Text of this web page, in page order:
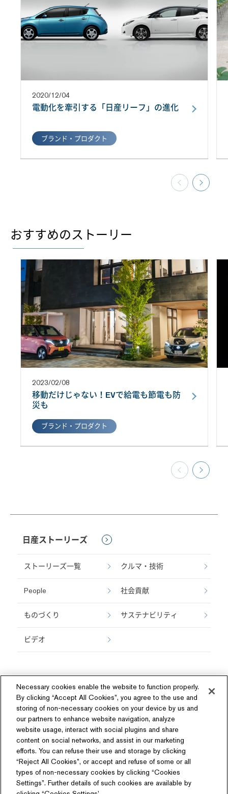
2020/12/04
電動化を牽引する「日産リーフ」の進化
ブランド・プロダクト
おすすめのストーリー
2023/02/08
移動だけじゃない！EVで給電も節電も防
災も
ブランド・プロダクト
日産ストーリーズ
ストーリーズ一覧 クルマ・技術
People 社会貢献
ものづくり サステナビリティ
ビデオ
ソーシャルメディア
関連サイト
Necessary cookies enable the website to function properly.
By clicking “Accept All Cookies”, you agree to the use and
storing of non-necessary cookies on your device by us and
our partners to enhance website navigation, analyze
website usage, interact with social plugins and share
content on social networks, and assist in our marketing
efforts. You can refuse their use and storage by clicking
“Reject All Cookies”, or accept and refuse of some or all
types of non-necessary cookies by clicking “Cookies
Settings”. Further details of such cookies are available by